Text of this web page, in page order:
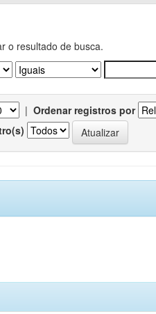
o resultado de busca.
| Ordenar registros por